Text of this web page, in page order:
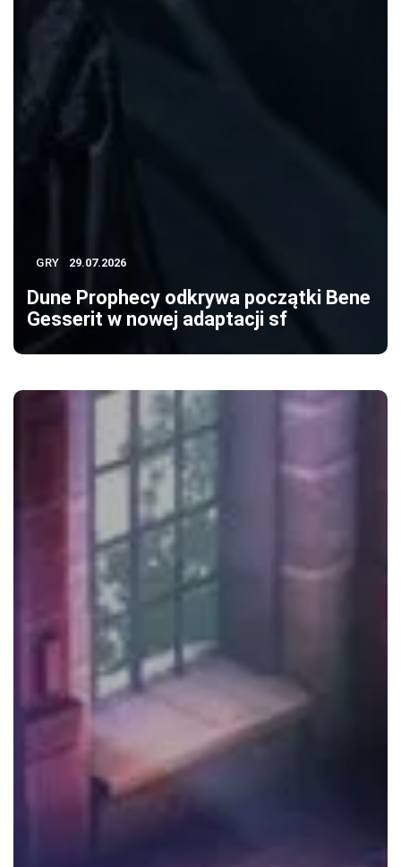
GRY 29.07.2026
Dune Prophecy odkrywa początki Bene
Gesserit w nowej adaptacji sf